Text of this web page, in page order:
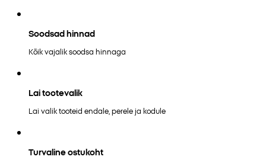
Soodsad hinnad
Kõik vajalik soodsa hinnaga
Lai tootevalik
Lai valik tooteid endale, perele ja kodule
Turvaline ostukoht